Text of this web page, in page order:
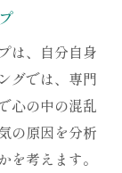
体策
向上
ンセリング
は、自分自身
グでは、専門
心の中の混乱
の原因を分析
考えます。